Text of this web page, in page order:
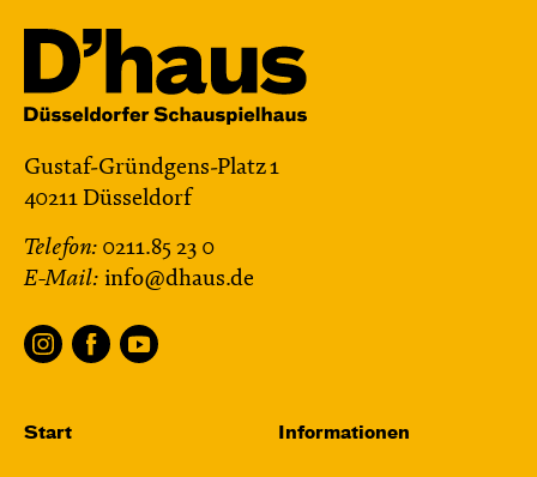
Gustaf-Gründgens-Platz 1
40211 Düsseldorf
Telefon: 0211.85 23 0
E-Mail: info@dhaus.de
Start Informationen